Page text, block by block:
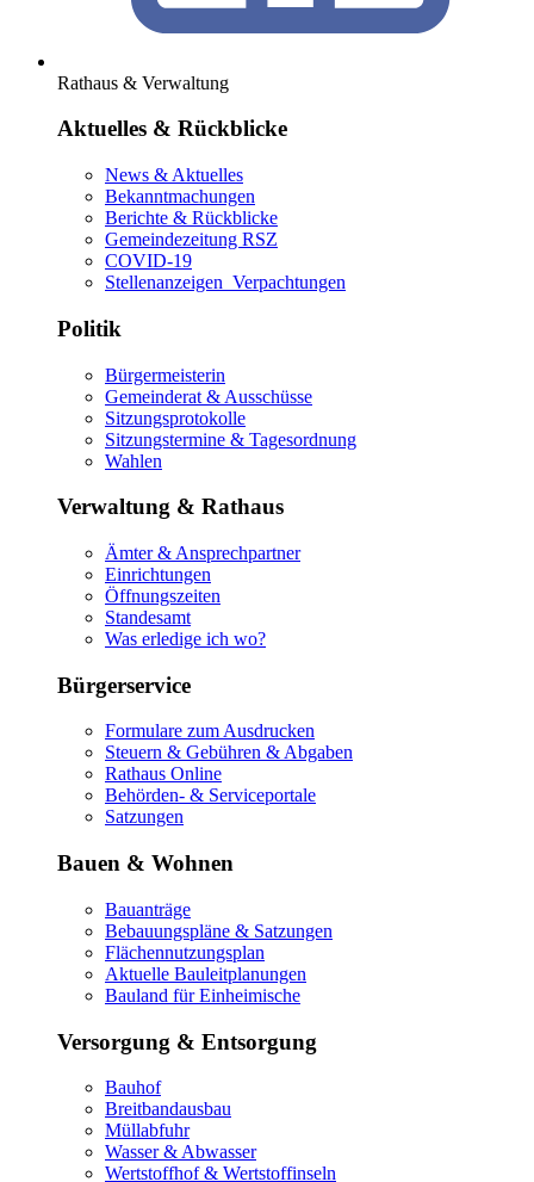
Rathaus & Verwaltung
Aktuelles & Rückblicke
News & Aktuelles
Bekanntmachungen
Berichte & Rückblicke
Gemeindezeitung RSZ
COVID-19
Stellenanzeigen_Verpachtungen
Politik
Bürgermeisterin
Gemeinderat & Ausschüsse
Sitzungsprotokolle
Sitzungstermine & Tagesordnung
Wahlen
Verwaltung & Rathaus
Ämter & Ansprechpartner
Einrichtungen
Öffnungszeiten
Standesamt
Was erledige ich wo?
Bürgerservice
Formulare zum Ausdrucken
Steuern & Gebühren & Abgaben
Rathaus Online
Behörden- & Serviceportale
Satzungen
Bauen & Wohnen
Bauanträge
Bebauungspläne & Satzungen
Flächennutzungsplan
Aktuelle Bauleitplanungen
Bauland für Einheimische
Versorgung & Entsorgung
Bauhof
Breitbandausbau
Müllabfuhr
Wasser & Abwasser
Wertstoffhof & Wertstoffinseln